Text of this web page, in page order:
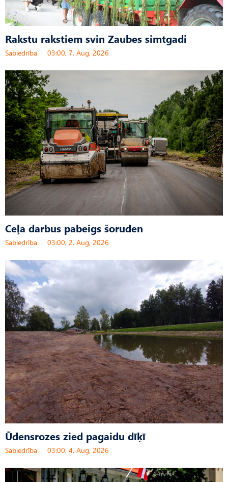
Rakstu rakstiem svin Zaubes simtgadi
Sabiedrība 03:00, 7. Aug, 2026
Ceļa darbus pabeigs šoruden
Sabiedrība 03:00, 2. Aug, 2026
Ūdensrozes zied pagaidu dīķī
Sabiedrība 03:00, 4. Aug, 2026